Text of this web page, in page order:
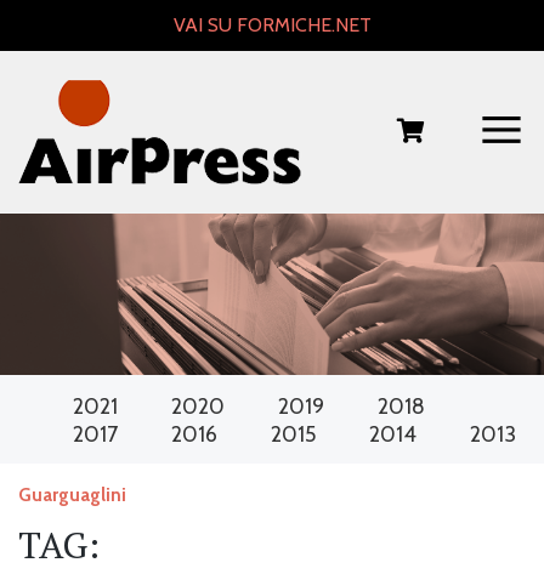
VAI SU FORMICHE.NET
2021 2020 2019
2018
2017
2016 2015 2014 2013
Guarguaglini
TAG: